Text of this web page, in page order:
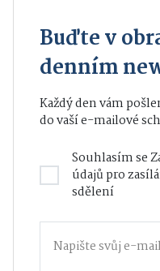
Buďte v
denním
Každý den vám
do vaší e-mailové
Souhlasím se
údajůpro
sdělení